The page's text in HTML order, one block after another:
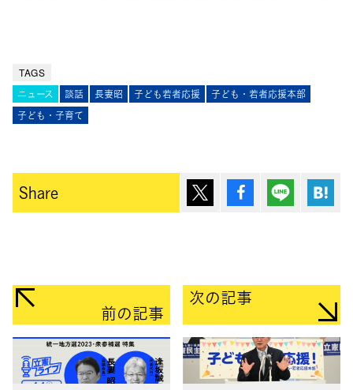
TAGS
ニュース 談話 長妻昭 子ども若者応援
子ども・若者応援本部
子ども・子育て
Share ポスト シェア Lineで送
前の記事
次の記事